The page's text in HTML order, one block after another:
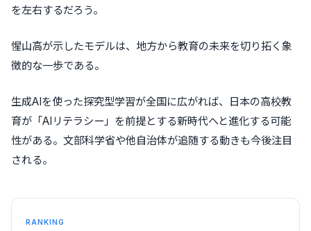
を左右するだろう。
惺山高が示したモデルは、地方から教育の未来を切り拓く象
徴的な一歩である。
生成AIを使った探究型学習が全国に広がれば、日本の高校教
育が「AIリテラシー」を前提とする新時代へと進化する可能
性がある。文部科学省や他自治体が追随する動きも今後注目
される。
RANKING